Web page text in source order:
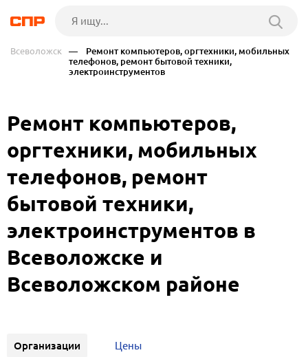
Всеволожск
— Ремонт компьютеров, оргтехники, мобильных
телефонов, ремонт бытовой техники,
электроинструментов
Ремонт компьютеров,
оргтехники, мобильных
телефонов, ремонт
бытовой техники,
электроинструментов в
Всеволожске и
Всеволожском районе
Организации Цены